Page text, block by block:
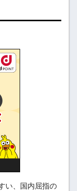
い、国内屈指の